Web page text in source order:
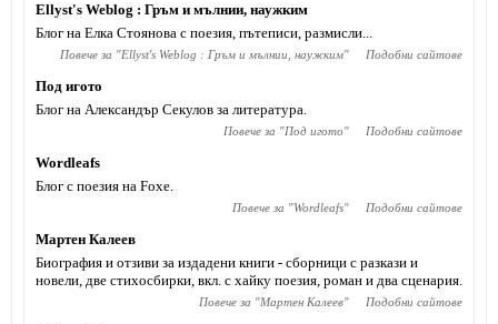
Ellyst's Weblog : Гръм и мълнии, наужким
Блог на Елка Стоянова с поезия, пътеписи, размисли...
Повече за "Ellyst's Weblog : Гръм и мълнии, наужким" Подобни сайтове
Под игото
Блог на Александър Секулов за литература.
Повече за "Под игото" Подобни сайтове
Wordleafs
Блог с поезия на Foxe.
Повече за "Wordleafs" Подобни сайтове
Мартен Калеев
Биография и отзиви за издадени книги - сборници с разкази и
новели, две стихосбирки, вкл. с хайку поезия, роман и два сценария.
Повече за "Мартен Калеев" Подобни сайтове